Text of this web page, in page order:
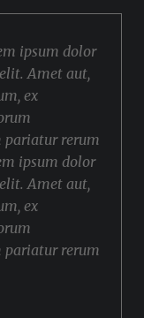
ipsum dolor
Amet aut,
ex
rerum
ipsum dolor
Amet aut,
ex
rerum